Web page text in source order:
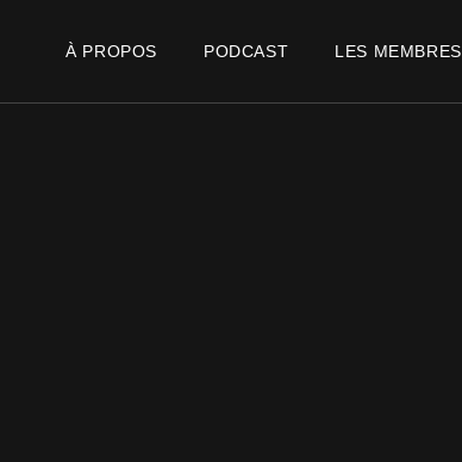
À PROPOS PODCAST LES MEMBRES